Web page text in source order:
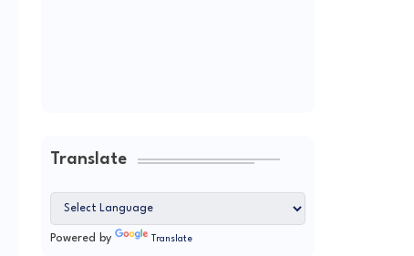
Translate
Powered by Translate